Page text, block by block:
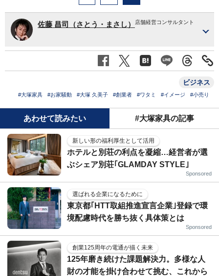
佐藤 昌司（さとう・まさし） 店舗経営コンサルタント
ビジネス
#大塚家具 #お家騒動 #大塚 久美子 #創業者 #ワタミ #イメージ #小売り
あわせて読みたい #大塚家具の記事
新しい形の福利厚生として活用
ホテルと別荘の利点を凝縮…経営者が選
ぶシェア別荘｢GLAMDAY STYLE｣
Sponsored
選ばれる企業になるために
東京都｢HTT取組推進宣言企業｣登録で環
境配慮時代を勝ち抜く具体策とは
Sponsored
創業125周年の電通が描く未来
125年磨き続けた課題解決力。多様な人
財の才能を掛け合わせて挑む、これから